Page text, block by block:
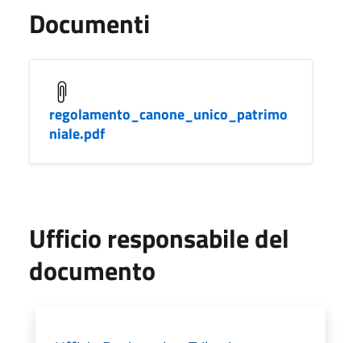
Documenti
regolamento_canone_unico_patrimo
niale.pdf
Ufficio responsabile del
documento